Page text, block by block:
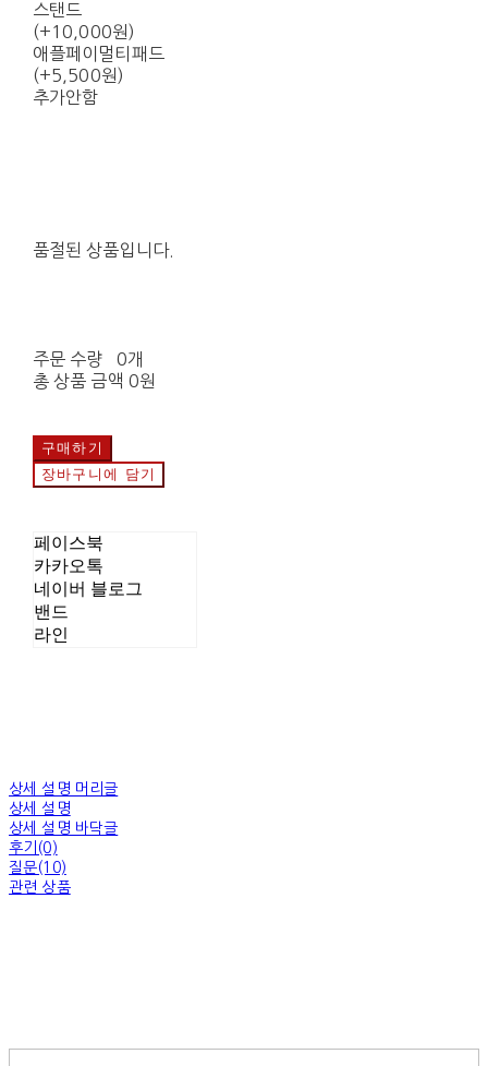
스탠드
(+10,000원)
애플페이멀티패드
(+5,500원)
추가안함
품절된 상품입니다.
주문 수량
0개
총 상품 금액 0원
구매하기
장바구니에 담기
페이스북
카카오톡
네이버 블로그
밴드
라인
상세 설명 머리글
상세 설명
상세 설명 바닥글
후기(0)
질문(10)
관련 상품